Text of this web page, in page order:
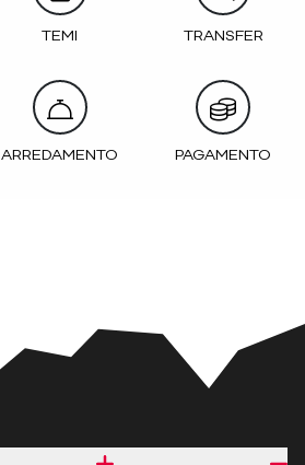
TEMI TRANSFER
ARREDAMENTO PAGAMENTO